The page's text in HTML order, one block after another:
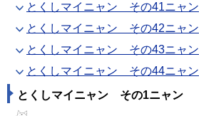
とくしマイニャン その41ニャン
とくしマイニャン その42ニャン
とくしマイニャン その43ニャン
とくしマイニャン その44ニャン
とくしマイニャン その1ニャン